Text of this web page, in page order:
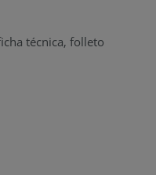
técnica, folleto